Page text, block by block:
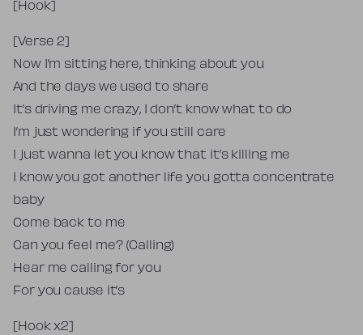
[Hook]
[Verse 2]
Now I’m sitting here, thinking about you
And the days we used to share
It’s driving me crazy, I don’t know what to do
I’m just wondering if you still care
I just wanna let you know that it’s killing me
I know you got another life you gotta concentrate
baby
Come back to me
Can you feel me? (Calling)
Hear me calling for you
For you cause it’s
[Hook x2]